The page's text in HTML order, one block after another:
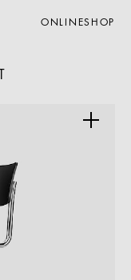
ONLINESHOP